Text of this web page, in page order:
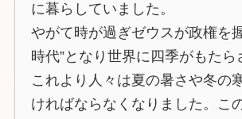
に暮らしていました。
やがて時が過ぎゼウスが政権を
時代”となり世界に四季がもたら
これより人々は夏の暑さや冬の
ければならなくなりました。こ